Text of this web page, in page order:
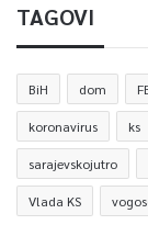
TAGOVI
BiH dom
koronavirus ks
sarajevskojutro
Vlada KS